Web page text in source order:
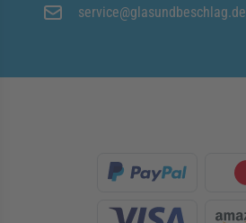
service@glasundbeschlag.de